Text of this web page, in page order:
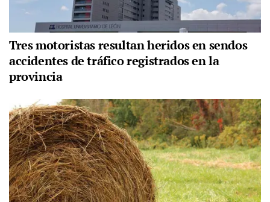
Tres motoristas resultan heridos en sendos
accidentes de tráfico registrados en la
provincia